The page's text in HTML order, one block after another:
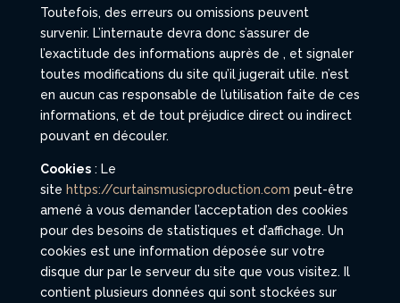
Toutefois, des erreurs ou omissions peuvent
survenir. L’internaute devra donc s’assurer de
l’exactitude des informations auprès de , et signaler
toutes modifications du site qu’il jugerait utile. n’est
en aucun cas responsable de l’utilisation faite de ces
informations, et de tout préjudice direct ou indirect
pouvant en découler.
Cookies : Le
site https://curtainsmusicproduction.com peut-être
amené à vous demander l’acceptation des cookies
pour des besoins de statistiques et d’affichage. Un
cookies est une information déposée sur votre
disque dur par le serveur du site que vous visitez. Il
contient plusieurs données qui sont stockées sur